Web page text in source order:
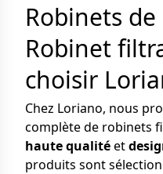
Robinets
Robinet
choisir
Chez Loriano, nous
complète de robinets
haute qualitéet
produits sont